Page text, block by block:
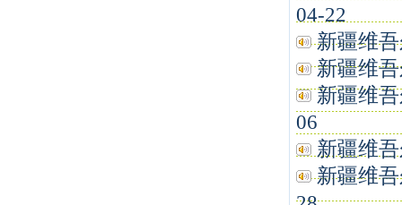
04-22
新疆维
新疆维
新疆维
06
新疆维
新疆维